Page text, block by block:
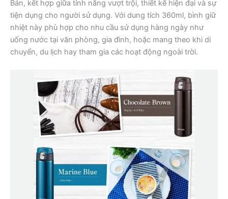
Bản, kết hợp giữa tính năng vượt trội, thiết kế hiện đại và sự
tiện dụng cho người sử dụng. Với dung tích 360ml, bình giữ
nhiệt này phù hợp cho nhu cầu sử dụng hàng ngày như
uống nước tại văn phòng, gia đình, hoặc mang theo khi di
chuyển, du lịch hay tham gia các hoạt động ngoài trời.